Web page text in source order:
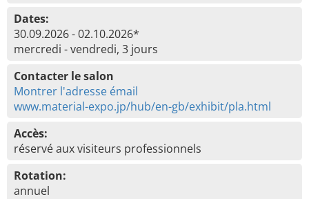
Dates:
30.09.2026 - 02.10.2026*
mercredi - vendredi, 3 jours
Contacter le salon
Montrer l'adresse émail
www.material-expo.jp/hub/en-gb/exhibit/pla.html
Accès:
réservé aux visiteurs professionnels
Rotation:
annuel